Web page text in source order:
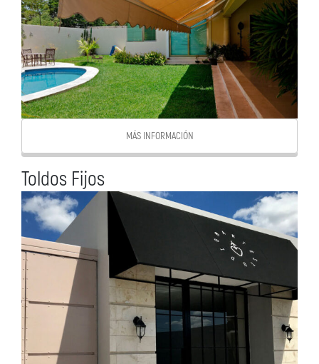
MÁS INFORMACIÓN
Toldos Fijos